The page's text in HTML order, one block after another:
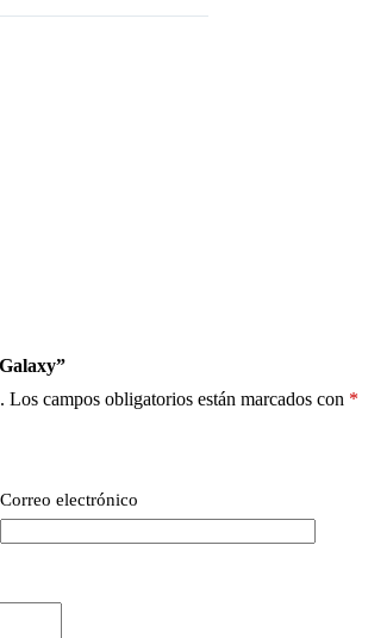
Los campos obligatorios están marcados con *
Correo electrónico